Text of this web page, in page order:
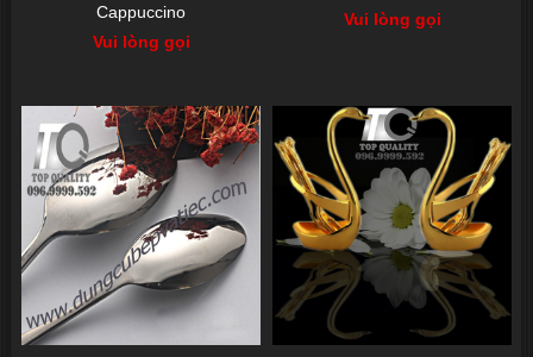
Cappuccino
Vui lòng gọi
Vui lòng gọi